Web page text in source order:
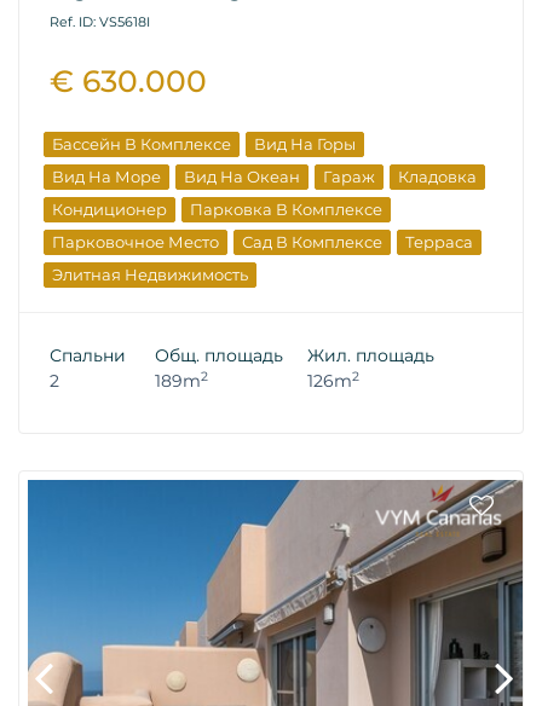
Ref. ID: VS5618I
€ 630.000
Бассейн В Комплексе
Вид На Горы
Вид На Море
Вид На Океан Гараж
Кладовка
Кондиционер
Парковка В Комплексе
Парковочное Место
Сад В Комплексе
Терраса
Элитная Недвижимость
Спальни
2
Общ. площадь
189m2
Жил. площадь
126m2